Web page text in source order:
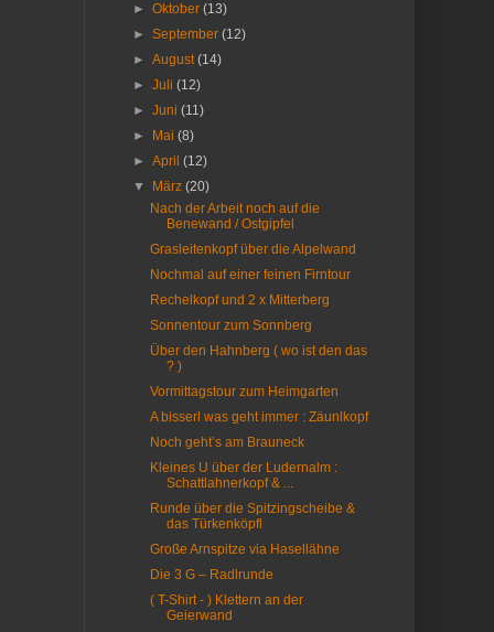
►Oktober(13)
►September(12)
►August(14)
►Juli(12)
►Juni(11)
►
Mai(8)
►April(12)
▼
März(20)
Nach der Arbeit noch auf die
Benewand / Ostgipfel
Grasleitenkopf über die Alpelwand
Nochmal auf einer feinen Firntour
Rechelkopf und 2 x Mitterberg
Sonnentour zum Sonnberg
Über den Hahnberg ( wo ist den das
? )
Vormittagstour zum Heimgarten
A bisserl was geht immer : Zäunlkopf
Noch geht’s am Brauneck
Kleines U über der Ludernalm :
Schattlahnerkopf & ...
Runde über die Spitzingscheibe &
das Türkenköpfl
Große Arnspitze via Hasellähne
Die 3 G – Radlrunde
( T-Shirt - ) Klettern an der
Geierwand